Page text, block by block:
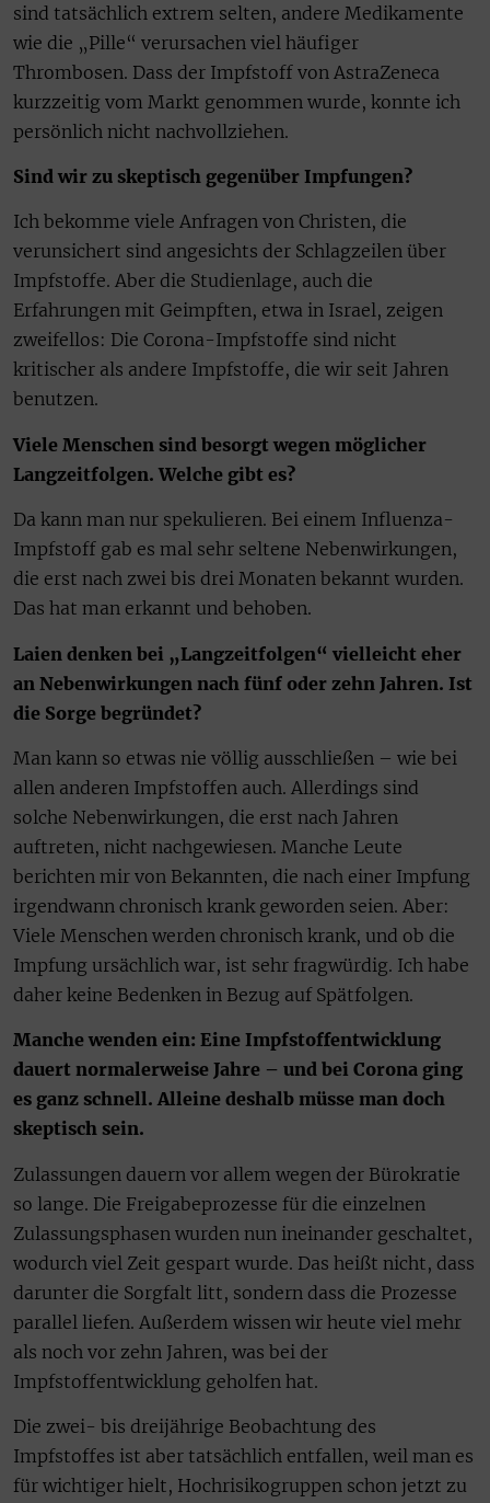
sind tatsächlich extrem selten, andere Medikamente
wie die „Pille“ verursachen viel häufiger
Thrombosen. Dass der Impfstoff von AstraZeneca
kurzzeitig vom Markt genommen wurde, konnte ich
persönlich nicht nachvollziehen.
Sind wir zu skeptisch gegenüber Impfungen?
Ich bekomme viele Anfragen von Christen, die
verunsichert sind angesichts der Schlagzeilen über
Impfstoffe. Aber die Studienlage, auch die
Erfahrungen mit Geimpften, etwa in Israel, zeigen
zweifellos: Die Corona-Impfstoffe sind nicht
kritischer als andere Impfstoffe, die wir seit Jahren
benutzen.
Viele Menschen sind besorgt wegen möglicher
Langzeitfolgen. Welche gibt es?
Da kann man nur spekulieren. Bei einem Influenza-
Impfstoff gab es mal sehr seltene Nebenwirkungen,
die erst nach zwei bis drei Monaten bekannt wurden.
Das hat man erkannt und behoben.
Laien denken bei „Langzeitfolgen“ vielleicht eher
an Nebenwirkungen nach fünf oder zehn Jahren. Ist
die Sorge begründet?
Man kann so etwas nie völlig ausschließen – wie bei
allen anderen Impfstoffen auch. Allerdings sind
solche Nebenwirkungen, die erst nach Jahren
auftreten, nicht nachgewiesen. Manche Leute
berichten mir von Bekannten, die nach einer Impfung
irgendwann chronisch krank geworden seien. Aber:
Viele Menschen werden chronisch krank, und ob die
Impfung ursächlich war, ist sehr fragwürdig. Ich habe
daher keine Bedenken in Bezug auf Spätfolgen.
Manche wenden ein: Eine Impfstoffentwicklung
dauert normalerweise Jahre – und bei Corona ging
es ganz schnell. Alleine deshalb müsse man doch
skeptisch sein.
Zulassungen dauern vor allem wegen der Bürokratie
so lange. Die Freigabeprozesse für die einzelnen
Zulassungsphasen wurden nun ineinander geschaltet,
wodurch viel Zeit gespart wurde. Das heißt nicht, dass
darunter die Sorgfalt litt, sondern dass die Prozesse
parallel liefen. Außerdem wissen wir heute viel mehr
als noch vor zehn Jahren, was bei der
Impfstoffentwicklung geholfen hat.
Die zwei- bis dreijährige Beobachtung des
Impfstoffes ist aber tatsächlich entfallen, weil man es
für wichtiger hielt, Hochrisikogruppen schon jetzt zu